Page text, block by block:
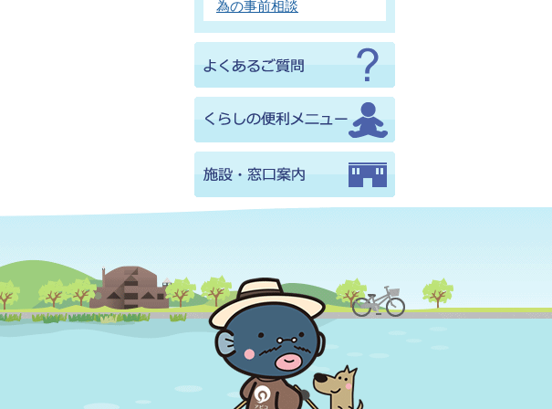
為の事前相談